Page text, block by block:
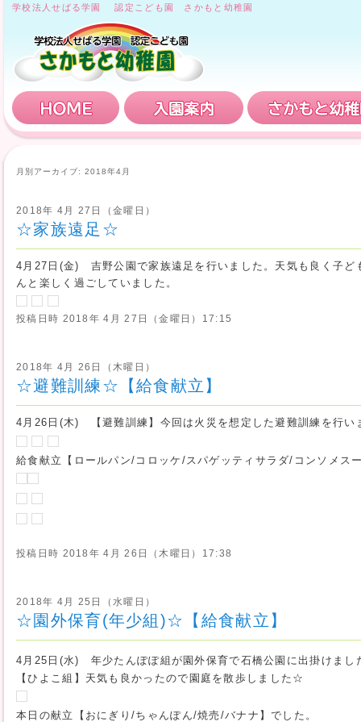
学校法人せばる学園 認定こども園 さかもと幼稚園
HOME 入園案内
月別アーカイブ: 2018年4月
2018年 4月 27日（金曜日）
☆家族遠足☆
4月27日(金) 吉野公園で家族遠足を行いました。天気も良く子ど
んと楽しく過ごしていました。
投稿日時 2018年 4月 27日（金曜日）17:15
2018年 4月 26日（木曜日）
☆避難訓練☆【給食献立】
4月26日(木) 【避難訓練】今回は火災を想定した避難訓練を行
給食献立【ロールパン/コロッケ/スパゲッティサラダ/コンソメス
投稿日時 2018年 4月 26日（木曜日）17:38
2018年 4月 25日（水曜日）
☆園外保育(年少組)☆【給食献立】
4月25日(水) 年少たんぽぽ組が園外保育で石橋公園に出掛けま
【ひよこ組】天気も良かったので園庭を散歩しました☆
本日の献立【おにぎり/ちゃんぽん/焼売/バナナ】でした。